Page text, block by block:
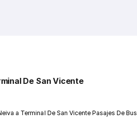
De San Vicente
a Terminal De San Vicente Pasajes De Bus